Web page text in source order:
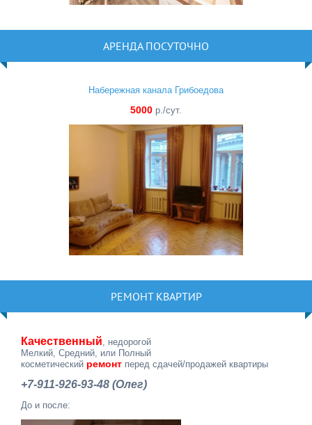
АРЕНДА ПОСУТОЧНО
Набережная канала Грибоедова
5000 р./сут.
РЕМОНТ КВАРТИР
Качественный, недорогой
Мелкий, Средний, или Полный
косметический ремонт перед сдачей/продажей квартиры
+7-911-926-93-48 (Олег)
До и после: